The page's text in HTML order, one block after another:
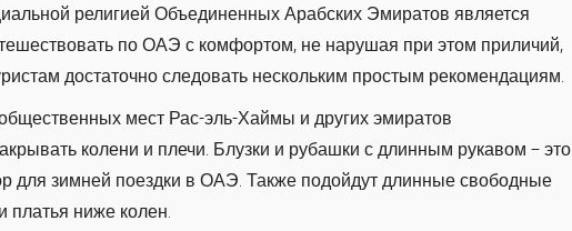
религией Объединенных Арабских Эмиратов является
по ОАЭ с комфортом, не нарушая при этом приличий,
достаточно следовать нескольким простым рекомендациям.
мест Рас-эль-Хаймы и других эмиратов
колени и плечи. Блузки и рубашки с длинным рукавом – это
для зимней поездки в ОАЭ. Также подойдут длинные свободные
ниже колен.